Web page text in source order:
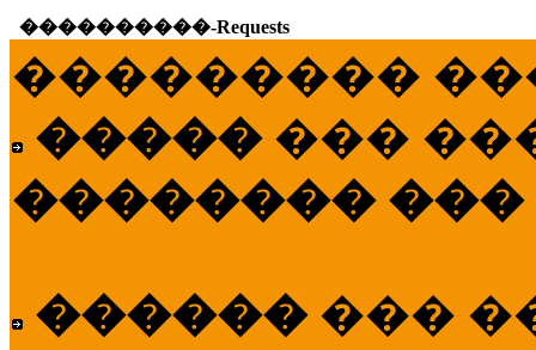
����������-Requests
���������
����� ���
�������� ���
������ ���